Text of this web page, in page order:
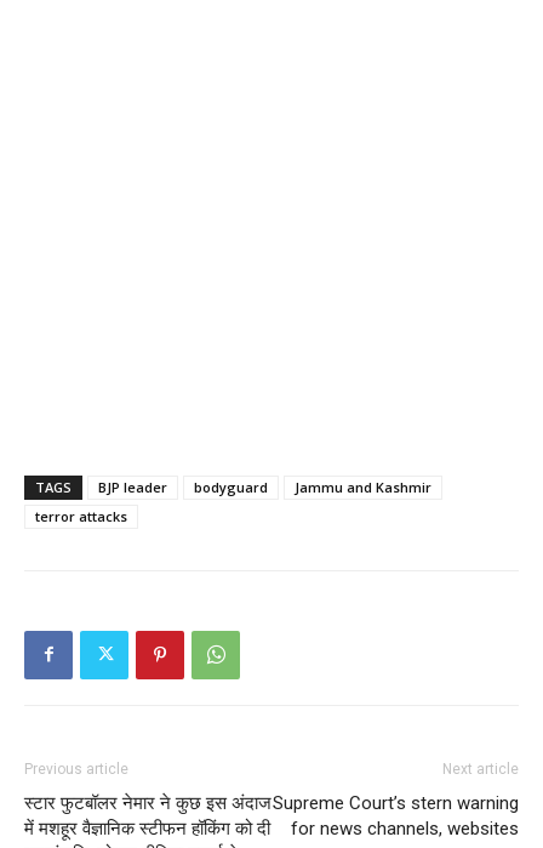
TAGS BJP leader bodyguard
Jammu and Kashmir
terror attacks
Previous article
स्टार फुटबॉलर नेमार ने कुछ इस अंदाज
में मशहूर वैज्ञानिक स्टीफन हॉकिंग को दी
Next article
Supreme Court’s stern warning
for news channels, websites